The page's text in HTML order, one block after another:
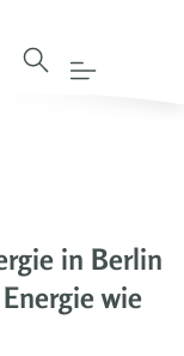
in Berlin
wie